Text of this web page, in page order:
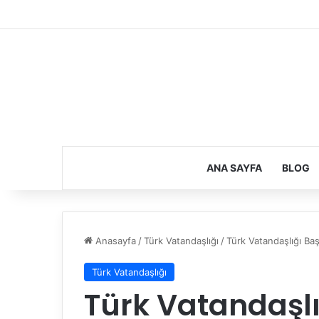
ANA SAYFA BLOG
Anasayfa /Türk Vatandaşlığı /Türk Vatandaşlığı
Türk Vatandaşlığı
Türk